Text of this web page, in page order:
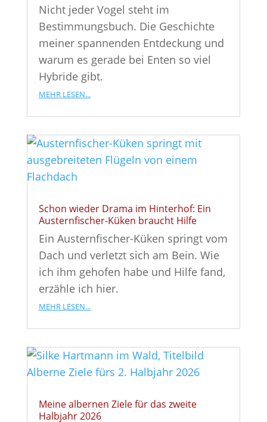
Nicht jeder Vogel steht im
Bestimmungsbuch. Die Geschichte
meiner spannenden Entdeckung und
warum es gerade bei Enten so viel
Hybride gibt.
mehr lesen...
Schon wieder Drama im Hinterhof: Ein
Austernfischer-Küken braucht Hilfe
Ein Austernfischer-Küken springt vom
Dach und verletzt sich am Bein. Wie
ich ihm gehofen habe und Hilfe fand,
erzähle ich hier.
mehr lesen...
Meine albernen Ziele für das zweite
Halbjahr 2026